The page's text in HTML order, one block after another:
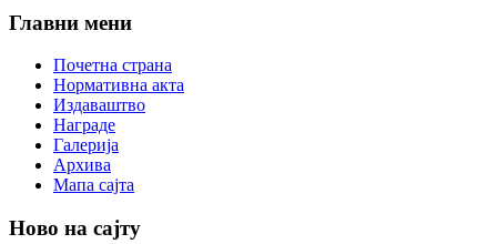
Главни мени
Почетна страна
Нормативна акта
Издаваштво
Награде
Галерија
Архива
Мапа сајта
Ново на сајту